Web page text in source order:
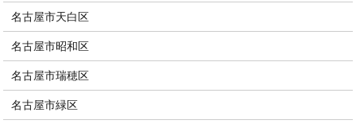
名古屋市天白区
名古屋市昭和区
名古屋市瑞穂区
名古屋市緑区